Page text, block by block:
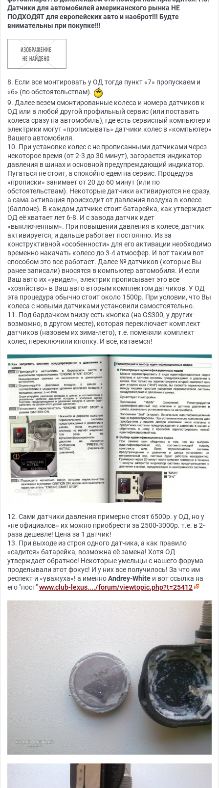
Датчики для автомобилей американского рынка НЕ
ПОДХОДЯТ для европейских авто и наоброт!!! Будте
внимательны при покупке!!!
8. Если все монтировать у ОД тогда пункт «7» пропускаем и
«6» (по обстоятельствам).
9. Далее везем смонтированные колеса и номера датчиков к
ОД или в любой другой профильный сервис (или поставить
колеса сразу на автомобиль), где есть сервисный компьютер и
электрики могут «прописывать» датчики колес в «компьютер»
Вашего автомобиля.
10. При установке колес с не прописанными датчиками через
некоторое время (от 2-3 до 30 минут), загорается индикатор
давления в шинах и основной предупреждающий индикатор.
Пугаться не стоит, а спокойно едем на сервис. Процедура
«прописки» занимает от 20 до 60 минут (или по
обстоятельствам). Некоторые датчики активируются не сразу,
а сама активация происходит от давления воздуха в колесе
(баллоне). В каждом датчике стоит батарейка, как утверждает
ОД её хватает лет 6-8. И с завода датчик идет
«выключенным». При повышении давления в колесе, датчик
активируется, и дальше работает постоянно. Из за
конструктивной «особенности» для его активации необходимо
временно накачать колесо до 3-4 атмосфер. И вот таким вот
способом это все работает. Далее № датчиков (которые Вы
ранее записали) вносятся в компьютер автомобиля. И если
Ваш авто их «увидел», электрик прописывает это все
«хозяйство» в Ваш авто вторым комплектом датчиков. У ОД
эта процедура обычно стоит около 1500р. При условии, что Вы
колеса с новыми датчиками установили самостоятельно.
11. Под бардачком внизу есть кнопка (на GS300, у других -
возможно, в другом месте), которая переключает комплект
датчиков (назовем их зима-лето), т.е. поменяли комплект
колес, переключили кнопку. И всё, катаемся!
12. Сами датчики давления примерно стоят 6500р. у ОД, но у
«не официалов» их можно приобрести за 2500-3000р. т.е. в 2-
раза дешевле! Цена за 1 датчик!
13. При выходе из строя одного датчика, а как правило
«садится» батарейка, возможна её замена! Хотя ОД
утверждает обратное! Некоторые умельцы с нашего форума
проделывали этот фокус! И у них все получилось! За что им
респект и «уважуха»! а именноAndrey-White и вот ссылка на
его "пост"www.club-lexus..../forum/viewtopic.php?t=25412